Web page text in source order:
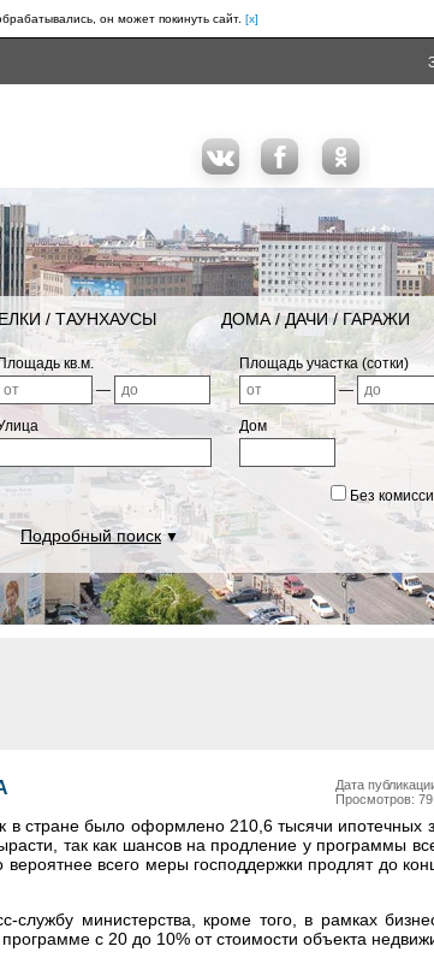
он может покинуть сайт. [x]
/ ТАУНХАУСЫ ДОМА / ДАЧИ / ГАРАЖИ
Площадь кв.м.
—
Площадь участка (сотки)
—
Дом
Без
Подробный поиск▼
Дата
Просмотров: 79
в стране было оформлено 210,6 тысячи ипотечных
так как шансов на продление у программы
всего меры господдержки продлят до
министерства, кроме того, в рамках
с 20 до 10% от стоимости объекта